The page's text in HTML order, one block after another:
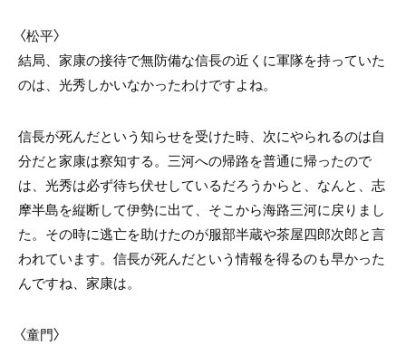
〈松平〉
結局、家康の接待で無防備な信長の近くに軍隊を持っていた
のは、光秀しかいなかったわけですよね。
信長が死んだという知らせを受けた時、次にやられるのは自
分だと家康は察知する。三河への帰路を普通に帰ったので
は、光秀は必ず待ち伏せしているだろうからと、なんと、志
摩半島を縦断して伊勢に出て、そこから海路三河に戻りまし
た。その時に逃亡を助けたのが服部半蔵や茶屋四郎次郎と言
われています。信長が死んだという情報を得るのも早かった
んですね、家康は。
〈童門〉